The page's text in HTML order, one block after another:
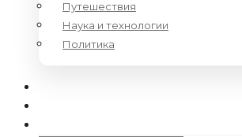
Путешествия
Наука и технологии
Политика